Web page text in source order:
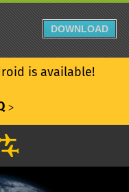
is available!
ᐳ
DOWNLOAD